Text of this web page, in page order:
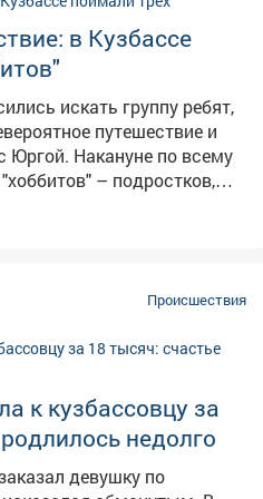
в Кузбассе
искать группу ребят,
путешествие и
по всему
– подростков,
и ушли из дома в
приятели, не поставив
отправиться в
выехали из
добраться до
в Юрге, – сказали в
скамейке. При появлении
спасаясь от
Происшествия
к кузбассовцу за
недолго
девушку по